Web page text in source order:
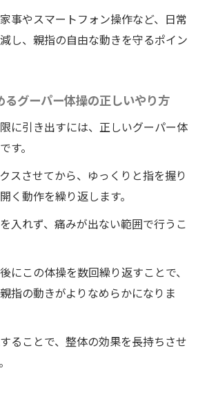
事やスマートフォン操作など、日常
し、親指の自由な動きを守るポイン
るグーパー体操の正しいやり方
に引き出すには、正しいグーパー体
す。
スさせてから、ゆっくりと指を握り
く動作を繰り返します。
入れず、痛みが出ない範囲で行うこ
にこの体操を数回繰り返すことで、
指の動きがよりなめらかになりま
ることで、整体の効果を長持ちさせ